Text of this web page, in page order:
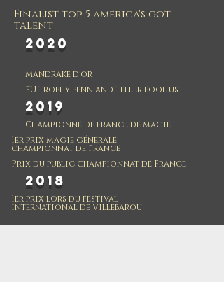
Finalist top 5 america's got
talent
2020
Mandrake d'or
FU trophy penn and teller fool us
2019
Championne de france de magie
1er prix magie générale
championnatde France
Prix du public championnatde France
2018
1er prix lors du festival
internationaldeVillebarou